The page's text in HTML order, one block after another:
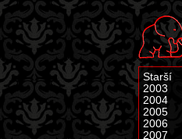
Starší
2003
2004
2005
2006
2007